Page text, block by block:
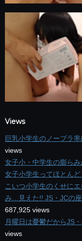
Views
巨乳小学生のノーブラ
views
女子小・中学生の膨ら
女子小学生ってほとん
こいつ小学生のくせに
み…見えた!! JS・JCの
687,925 views
月曜日は憂鬱だからJS
views